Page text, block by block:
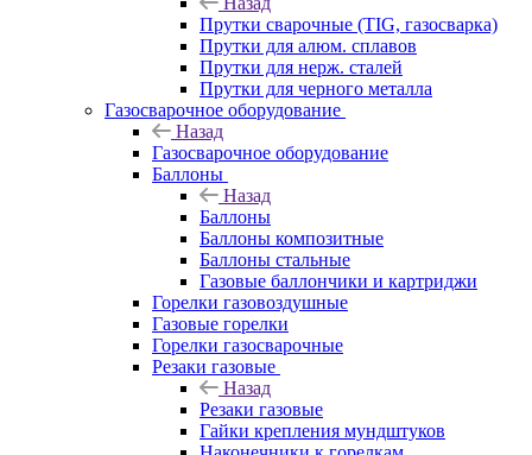
Прутки сварочные (TIG, газосварка)
Прутки для алюм. сплавов
Прутки для нерж. сталей
Прутки для черного металла
Газосварочное оборудование
Назад
Газосварочное оборудование
Баллоны
Назад
Баллоны
Баллоны композитные
Баллоны стальные
Газовые баллончики и картриджи
Горелки газовоздушные
Газовые горелки
Горелки газосварочные
Резаки газовые
Назад
Резаки газовые
Гайки крепления мундштуков